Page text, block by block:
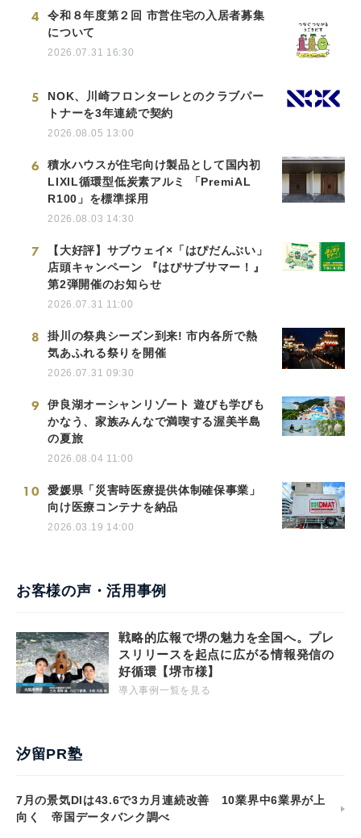
4
令和８年度第２回 市営住宅の入居者募集
について
2026.07.31 16:30
5
NOK、川崎フロンターレとのクラブパー
トナーを3年連続で契約
2026.08.05 13:00
6
積水ハウスが住宅向け製品として国内初
LIXIL循環型低炭素アルミ 「PremiAL
R100」を標準採用
2026.08.03 14:30
7
【大好評】サブウェイ×「はぴだんぶい」
店頭キャンペーン 『はぴサブサマー！』
第2弾開催のお知らせ
2026.07.31 11:00
8
掛川の祭典シーズン到来! 市内各所で熱
気あふれる祭りを開催
2026.07.31 09:30
9
伊良湖オーシャンリゾート 遊びも学びも
かなう、家族みんなで満喫する渥美半島
の夏旅
2026.08.04 11:00
10
愛媛県「災害時医療提供体制確保事業」
向け医療コンテナを納品
2026.03.19 14:00
お客様の声・活用事例
戦略的広報で堺の魅力を全国へ。プレ
スリリースを起点に広がる情報発信の
好循環【堺市様】
導入事例一覧を見る
汐留PR塾
7月の景気DIは43.6で3カ月連続改善 10業界中6業界が上
向く 帝国データバンク調べ